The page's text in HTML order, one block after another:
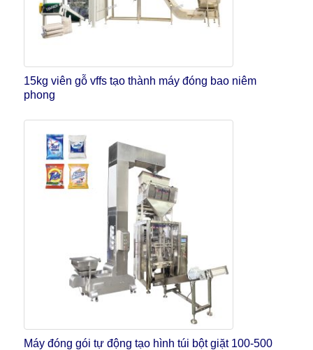
15kg viên gỗ vffs tạo thành máy đóng bao niêm
phong
Máy đóng gói tự động tạo hình túi bột giặt 100-500